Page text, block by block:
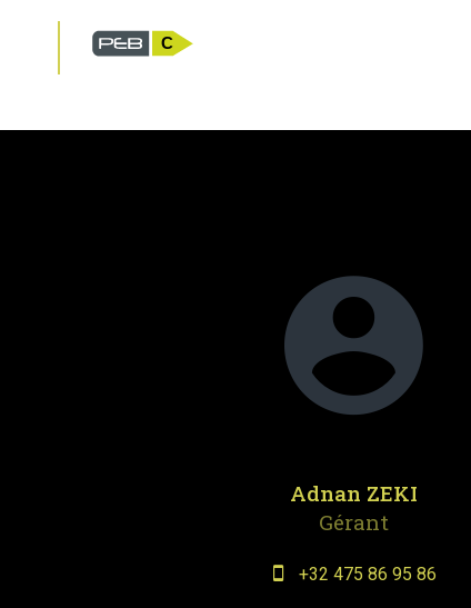
C
Adnan ZEKI
Gérant
+32 475 86 95 86